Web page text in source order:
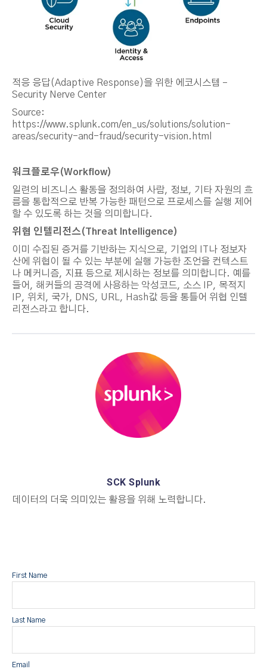
적응 응답(Adaptive Response)을 위한 에코시스템 –
Security Nerve Center
Source:
https://www.splunk.com/en_us/solutions/solution-
areas/security-and-fraud/security-vision.html
워크플로우(Workflow)
일련의 비즈니스 활동을 정의하여 사람, 정보, 기타 자원의 흐
름을 통합적으로 반복 가능한 패턴으로 프로세스를 실행 제어
할 수 있도록 하는 것을 의미합니다.
위협 인텔리전스(Threat Intelligence)
이미 수집된 증거를 기반하는 지식으로, 기업의 IT나 정보자
산에 위협이 될 수 있는 부분에 실행 가능한 조언을 컨텍스트
나 메커니즘, 지표 등으로 제시하는 정보를 의미합니다. 예를
들어, 해커들의 공격에 사용하는 악성코드, 소스
IP, 목적지
IP, 위치, 국가, DNS, URL, Hash값 등을 통틀어 위협 인텔
리전스라고 합니다.
SCK Splunk
데이터의 더욱 의미있는 활용을 위해 노력합니다.
First Name
Last Name
Email